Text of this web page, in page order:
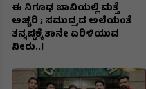
ಈ ನಿಗೂಢ ಬಾವಿಯಲ್ಲಿ ಮತ್ತೆ
ಅಚ್ಚರಿ ; ಸಮುದ್ರದ ಅಲೆಯಂತೆ
ತನ್ನಷ್ಟಕ್ಕೆ ತಾನೇ ಏರಿಳಿಯುವ
ನೀರು..!